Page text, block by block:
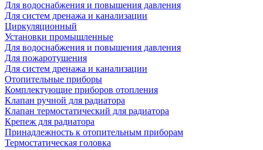
Для водоснабжения и повышения давления
Для систем дренажа и канализации
Циркуляционный
Установки промышленные
Для водоснабжения и повышения давления
Для пожаротушения
Для систем дренажа и канализации
Отопительные приборы
Комплектующие приборов отопления
Клапан ручной для радиатора
Клапан термостатический для радиатора
Крепеж для радиатора
Принадлежность к отопительным приборам
Термостатическая головка